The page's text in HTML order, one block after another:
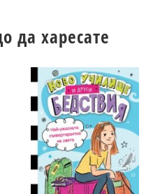
да харесате